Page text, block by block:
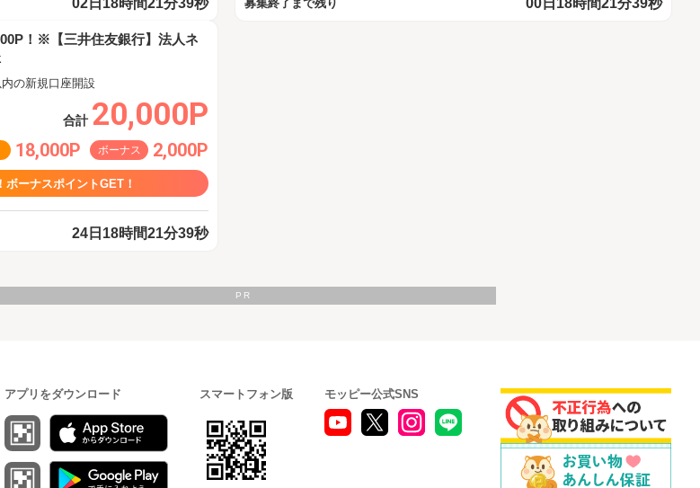
02日18時間21分38秒 募集終了まで残り 00日18時間21分38秒
！※【三井住友銀行】法人ネ
の新規口座開設
合計 20,000P
18,000P ボーナス 2,000P
ボーナスポイントGET！
24日18時間21分38秒
アプリをダウンロード スマートフォン版 モッピー公式SNS